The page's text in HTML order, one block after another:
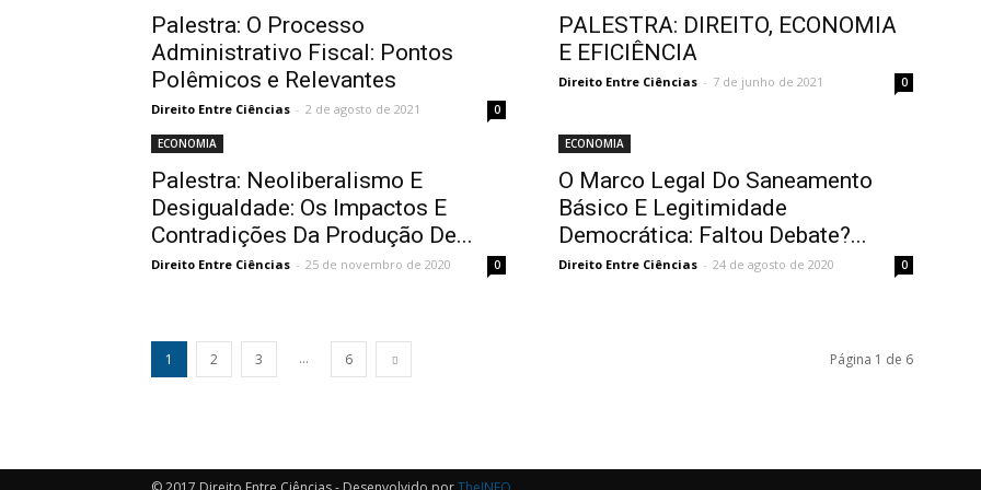
Palestra: O Processo
Administrativo Fiscal: Pontos
Polêmicos e Relevantes
Direito Entre Ciências - 2 de agosto de 2021 0
PALESTRA: DIREITO, ECONOMIA
E EFICIÊNCIA
Direito Entre Ciências - 7 de junho de 2021 0
ECONOMIA
Palestra: Neoliberalismo E
Desigualdade: Os Impactos E
Contradições Da Produção De...
Direito Entre Ciências - 25 de novembro de 2020 0
ECONOMIA
O Marco Legal Do Saneamento
Básico E Legitimidade
Democrática: Faltou Debate?...
Direito Entre Ciências - 24 de agosto de 2020 0
1 2 3 ... 6 Página 1 de 6